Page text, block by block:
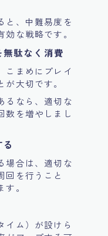
と、中難易度を
な戦略です。
駄なく消費
こまめにプレイ
大切です。
るなら、適切な
数を増やしまし
場合は、適切な
回を行うこと
。
イム）が設けら